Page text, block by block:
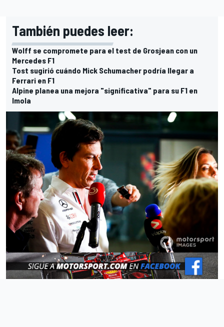
También puedes leer:
Wolff se compromete para el test de Grosjean con un
Mercedes F1
Tost sugirió cuándo Mick Schumacher podría llegar a
Ferrari en F1
Alpine planea una mejora "significativa" para su F1 en
Imola